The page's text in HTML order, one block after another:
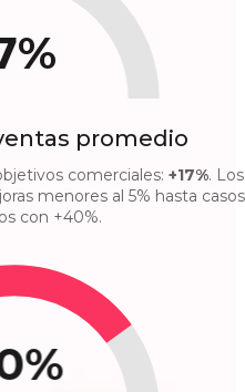
promedio
comerciales: +17%. Los
menores al 5% hasta casos
con +40%.